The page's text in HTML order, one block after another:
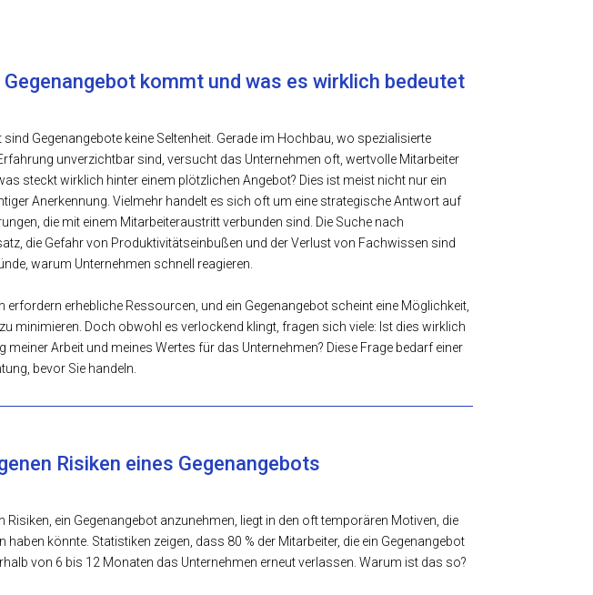
Gegenangebot kommt und was es wirklich bedeutet
sind Gegenangebote keine Seltenheit. Gerade im Hochbau, wo spezialisierte
unverzichtbar sind, versucht das Unternehmen oft, wertvolle Mitarbeiter
steckt wirklich hinter einem plötzlichen Angebot? Dies ist meist nicht nur ein
Anerkennung. Vielmehr handelt es sich oft um eine strategische Antwort auf
die mit einem Mitarbeiteraustritt verbunden sind. Die Suche nach
die Gefahr von Produktivitätseinbußen und der Verlust von Fachwissen sind
warum Unternehmen schnell reagieren.
erfordern erhebliche Ressourcen, und ein Gegenangebot scheint eine Möglichkeit,
minimieren. Doch obwohl es verlockend klingt, fragen sich viele: Ist dies wirklich
meiner Arbeit und meines Wertes für das Unternehmen? Diese Frage bedarf einer
bevor Sie handeln.
Risiken eines Gegenangebots
Risiken, ein Gegenangebot anzunehmen, liegt in den oft temporären Motiven, die
haben könnte. Statistiken zeigen, dass 80 % der Mitarbeiter, die ein Gegenangebot
von 6 bis 12 Monaten das Unternehmen erneut verlassen. Warum ist das so?